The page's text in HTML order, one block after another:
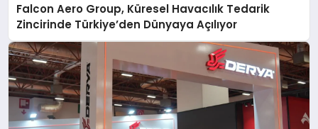
Falcon Aero Group, Küresel Havacılık Tedarik
Zincirinde Türkiye’den Dünyaya Açılıyor